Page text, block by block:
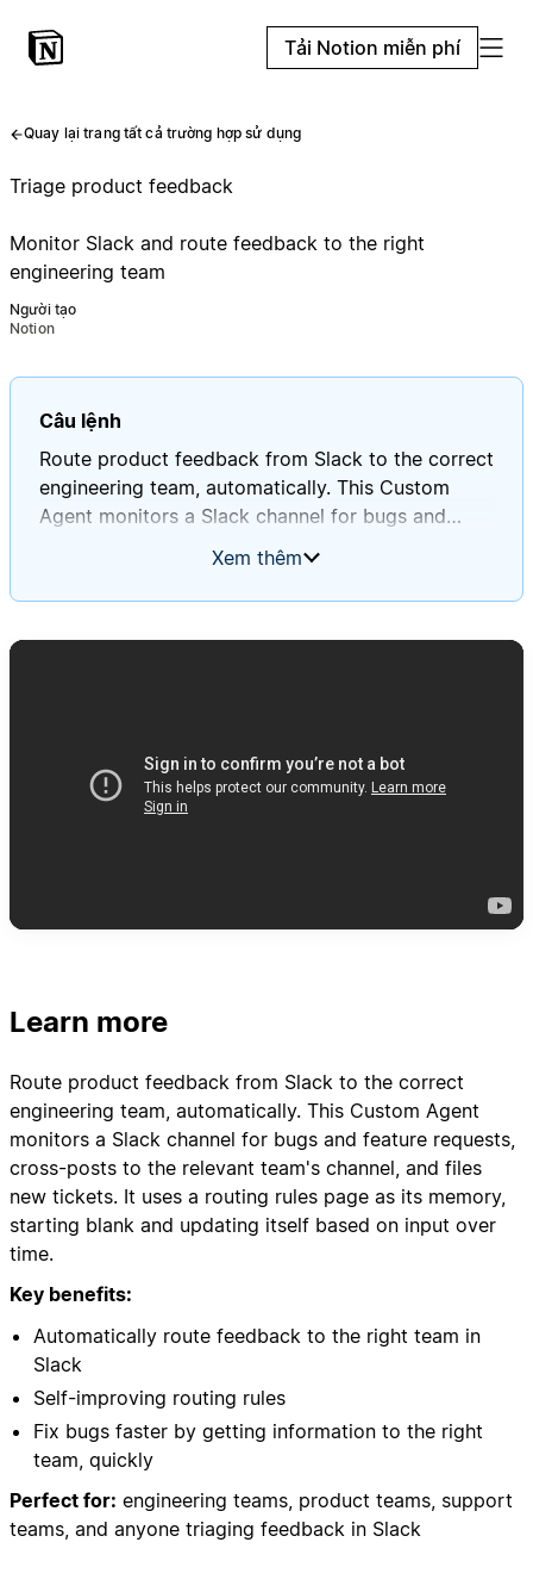
Tải Notion miễn phí
Quay lại trang tất cả trường hợp sử dụng
Triage product feedback
Monitor Slack and route feedback to the right
engineering team
Người tạo
Notion
Câu lệnh
Route product feedback from Slack to the correct
engineering team, automatically. This Custom
Agent monitors a Slack channel for bugs and
feature requests, cross-posts to the relevant
routing rules page as its memory, starting blank
Xem thêm
Learn more
Route product feedback from Slack to the correct
engineering team, automatically. This Custom Agent
monitors a Slack channel for bugs and feature requests,
cross-posts to the relevant team's channel, and files
new tickets. It uses a routing rules page as its memory,
starting blank and updating itself based on input over
time.
Key benefits:
Automatically route feedback to the right team in
Slack
Self-improving routing rules
Fix bugs faster by getting information to the right
team, quickly
Perfect for: engineering teams, product teams, support
teams, and anyone triaging feedback in Slack